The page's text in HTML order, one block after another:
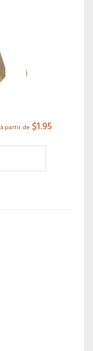
à partir de $1.95